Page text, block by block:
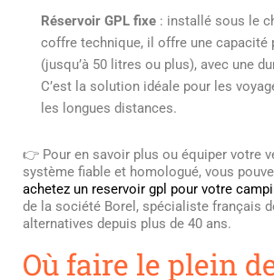
Réservoir GPL fixe : installé sous le
coffre technique, il offre une capacité
(jusqu’à 50 litres ou plus), avec une
C’est la solution idéale pour les
les longues distances.
👉 Pour en savoir plus ou équiper votre
système fiable et homologué, vous
achetez un reservoir gpl pour votre
de la société Borel, spécialiste français
alternatives depuis plus de 40 ans.
Où faire le plein